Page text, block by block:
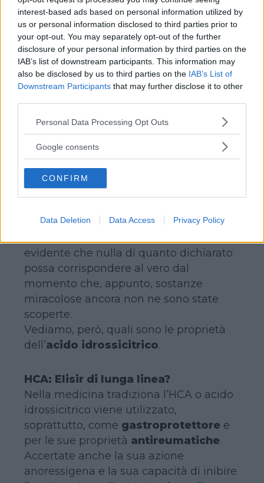
interest-based ads based on personal information utilized by
us or personal information disclosed to third parties prior to
your opt-out. You may separately opt-out of the further
disclosure of your personal information by third parties on the
IAB’s list of downstream participants. This information may
also be disclosed by us to third parties on the IAB’s List of
Downstream Participants that may further disclose it to other
Please note that this website/app uses one or more Google
not limited to your visit or usage behaviour. You may click to
use your data for below specified purposes in below Google
consent section.
Personal Data Processing Opt Outs
Google consents
CONFIRM
Data Deletion Data Access Privacy Policy
favorirebbe lo smaltimento dell’adipe in
eccesso, ma avrebbe la funzione di
accelerare il metabolismo aiutando il
corpo a smaltire le tossine. Il tutto, senza
alcun effetto collaterale, senza sforzi e in
pochissimo tempo (si parla di due, tre
chili alla settimana).
Continua a leggere dopo la pubblicità
questo tipo (sarebbe stato risolto il
evidente che nulla di quanto dichiarato
possa corrispondere al vero dal
momento che, appunto, sostanze
miracolose ancora non ne sono state
scoperte.
Vediamo, però, quali sono le proprietà
dell’acido idrossicitrico.
HCA: Elisir di lunga linea?
Nella medicina tradiziona l’HCA o acido
idrossicitrico viene utilizzato,
soprattutto, come gastroprotettore e
per le sue proprietà antireumatiche.
Accertate anche la sua azione
anoressigena e la sua capacità di inibire